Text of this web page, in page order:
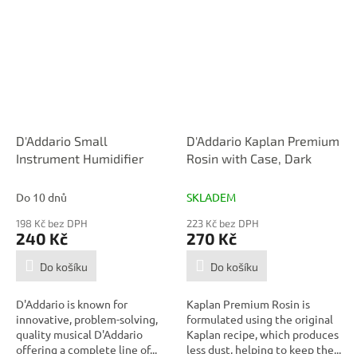
D'Addario Small
Instrument Humidifier
Do 10 dnů
198 Kč bez DPH
240 Kč
Do košíku
D'Addario is known for
innovative, problem-solving,
quality musical D'Addario
offering a complete line of...
D'Addario Kaplan Premium
Rosin with Case, Dark
SKLADEM
223 Kč bez DPH
270 Kč
Do košíku
Kaplan Premium Rosin is
formulated using the original
Kaplan recipe, which produces
less dust, helping to keep the...